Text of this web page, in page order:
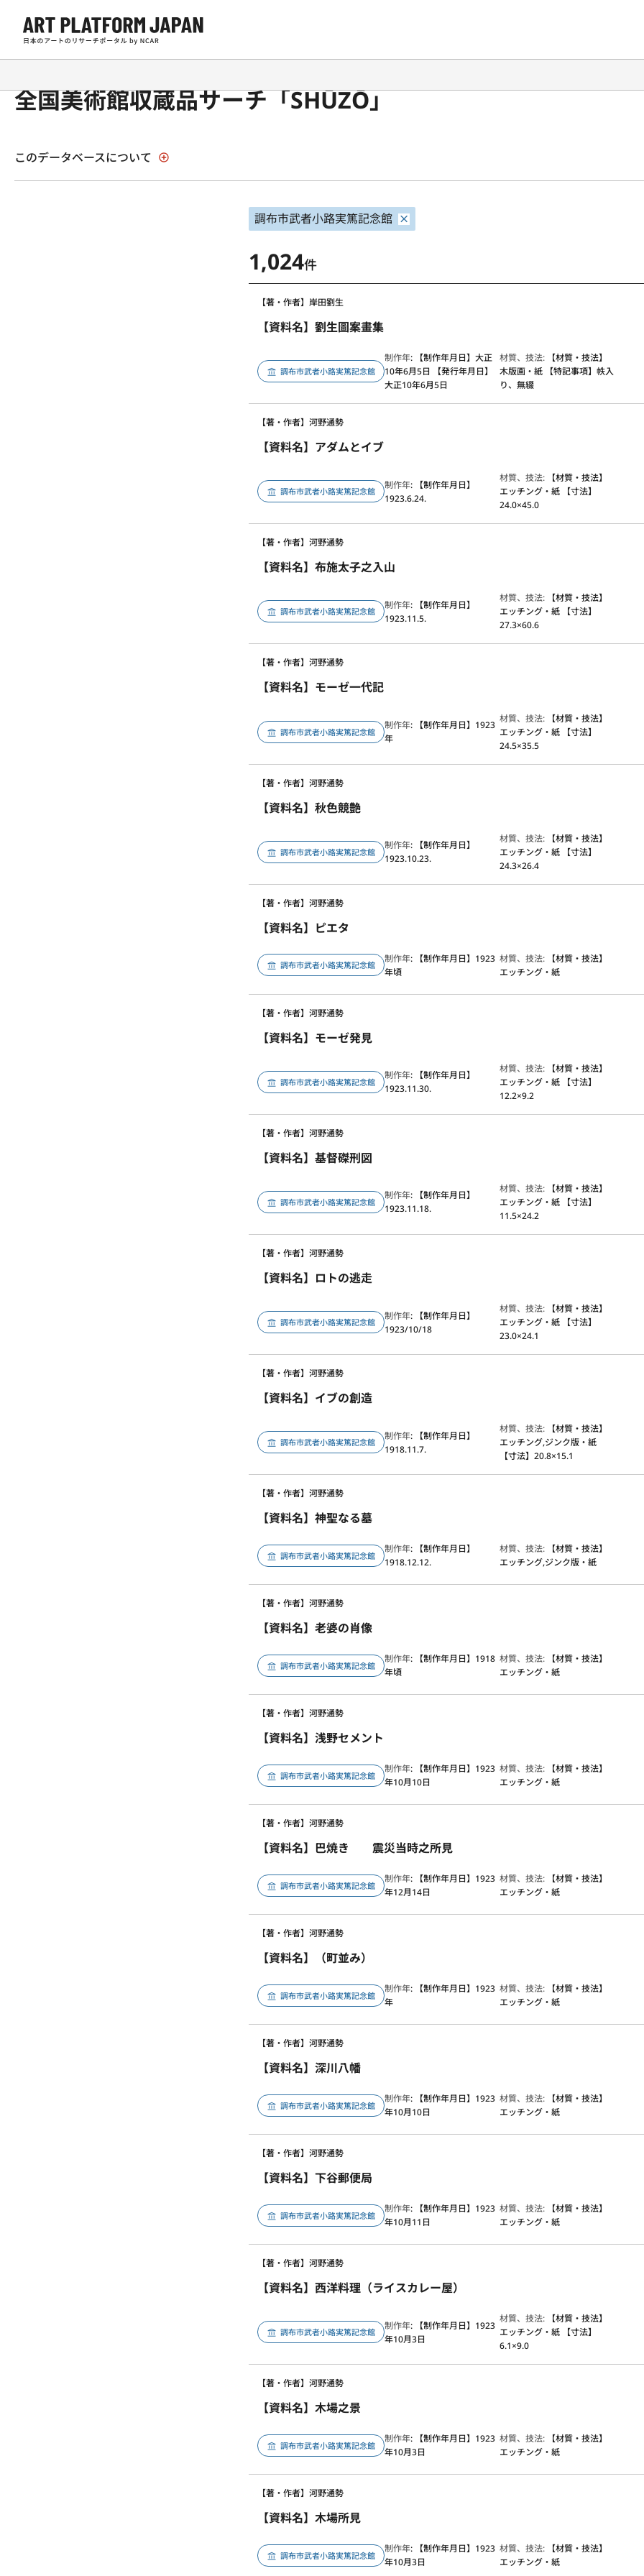
全国美術館収蔵品サーチ「SHŪZŌ」
このデータベースについて
調布市武者小路実篤記念館
1,024件
【資料名】劉生圖案畫集
【著・作者】岸田劉生
調布市武者小路実篤記念館
制作年: 【制作年月日】大正
10年6月5日 【発行年月日】
大正10年6月5日
材質、技法:
【材質・技法】
木版画・紙 【特記事項】帙入
り、無綴
【資料名】アダムとイブ
【著・作者】河野通勢
調布市武者小路実篤記念館
制作年: 【制作年月日】
1923.6.24.
材質、技法:
【材質・技法】
エッチング・紙 【寸法】
24.0×45.0
【資料名】布施太子之入山
【著・作者】河野通勢
調布市武者小路実篤記念館
制作年: 【制作年月日】
1923.11.5.
材質、技法:
【材質・技法】
エッチング・紙 【寸法】
27.3×60.6
【資料名】モーゼ一代記
【著・作者】河野通勢
調布市武者小路実篤記念館
制作年: 【制作年月日】1923
年
材質、技法:
【材質・技法】
エッチング・紙 【寸法】
24.5×35.5
【資料名】秋色競艶
【著・作者】河野通勢
調布市武者小路実篤記念館
制作年: 【制作年月日】
1923.10.23.
材質、技法:
【材質・技法】
エッチング・紙 【寸法】
24.3×26.4
【資料名】ピエタ
【著・作者】河野通勢
調布市武者小路実篤記念館
制作年: 【制作年月日】1923
年頃
材質、技法:
【材質・技法】
エッチング・紙
【資料名】モーゼ発見
【著・作者】河野通勢
調布市武者小路実篤記念館
制作年: 【制作年月日】
1923.11.30.
材質、技法:
【材質・技法】
エッチング・紙 【寸法】
12.2×9.2
【資料名】基督磔刑図
【著・作者】河野通勢
調布市武者小路実篤記念館
制作年: 【制作年月日】
1923.11.18.
材質、技法:
【材質・技法】
エッチング・紙 【寸法】
11.5×24.2
【資料名】ロトの逃走
【著・作者】河野通勢
調布市武者小路実篤記念館
制作年: 【制作年月日】
1923/10/18
材質、技法:
【材質・技法】
エッチング・紙 【寸法】
23.0×24.1
【資料名】イブの創造
【著・作者】河野通勢
調布市武者小路実篤記念館
制作年: 【制作年月日】
1918.11.7.
材質、技法:
【材質・技法】
エッチング,ジンク版・紙
【寸法】20.8×15.1
【資料名】神聖なる墓
【著・作者】河野通勢
調布市武者小路実篤記念館
制作年: 【制作年月日】
1918.12.12.
材質、技法:
【材質・技法】
エッチング,ジンク版・紙
【資料名】老婆の肖像
【著・作者】河野通勢
調布市武者小路実篤記念館
制作年: 【制作年月日】1918
年頃
材質、技法:
【材質・技法】
エッチング・紙
【資料名】浅野セメント
【著・作者】河野通勢
調布市武者小路実篤記念館
制作年: 【制作年月日】1923
年10月10日
材質、技法:
【材質・技法】
エッチング・紙
【資料名】巴焼き 震災当時之所見
【著・作者】河野通勢
調布市武者小路実篤記念館
制作年: 【制作年月日】1923
年12月14日
材質、技法:
【材質・技法】
エッチング・紙
【資料名】（町並み）
【著・作者】河野通勢
調布市武者小路実篤記念館
制作年: 【制作年月日】1923
年
材質、技法:
【材質・技法】
エッチング・紙
【資料名】深川八幡
【著・作者】河野通勢
調布市武者小路実篤記念館
制作年: 【制作年月日】1923
年10月10日
材質、技法:
【材質・技法】
エッチング・紙
【資料名】下谷郵便局
【著・作者】河野通勢
調布市武者小路実篤記念館
制作年: 【制作年月日】1923
年10月11日
材質、技法:
【材質・技法】
エッチング・紙
【資料名】西洋料理（ライスカレー屋）
【著・作者】河野通勢
調布市武者小路実篤記念館
制作年: 【制作年月日】1923
年10月3日
材質、技法:
【材質・技法】
エッチング・紙 【寸法】
6.1×9.0
【資料名】木場之景
【著・作者】河野通勢
調布市武者小路実篤記念館
制作年: 【制作年月日】1923
年10月3日
材質、技法:
【材質・技法】
エッチング・紙
【資料名】木場所見
【著・作者】河野通勢
調布市武者小路実篤記念館
制作年: 【制作年月日】1923
年10月3日
材質、技法:
【材質・技法】
エッチング・紙